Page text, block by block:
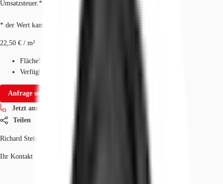
Umsatzsteuer.*
* der Wert kann je nach Vertragslaufzeit variieren.
22,50 € / m²
Fläche525 - 13.455 m²
Verfügbarkeit
Anfrage senden
Jetzt anrufen
Teilen
Richard Steimel
Ihr Kontakt